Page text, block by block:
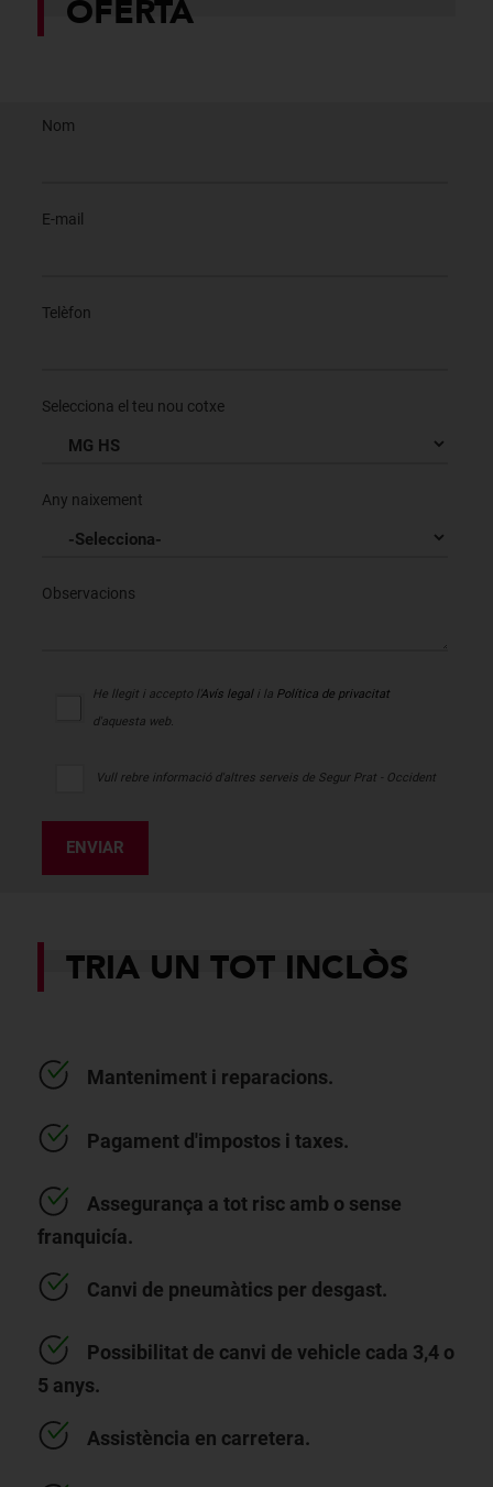
OFERTA
Nom
E-mail
Telèfon
Selecciona el teu nou cotxe
Any naixement
Observacions
He llegit i accepto l'Avís legali la Política de privacitat
d'aquesta web.
Vull rebre informació d'altres serveis de Segur Prat - Occident
ENVIAR
TRIA UN TOT INCLÒS
Manteniment i reparacions.
Pagament d'impostos i taxes.
Assegurança a tot risc amb o sense
franquicía.
Canvi de pneumàtics per desgast.
Possibilitat de canvi de vehicle cada 3,4 o
5 anys.
Assistència en carretera.